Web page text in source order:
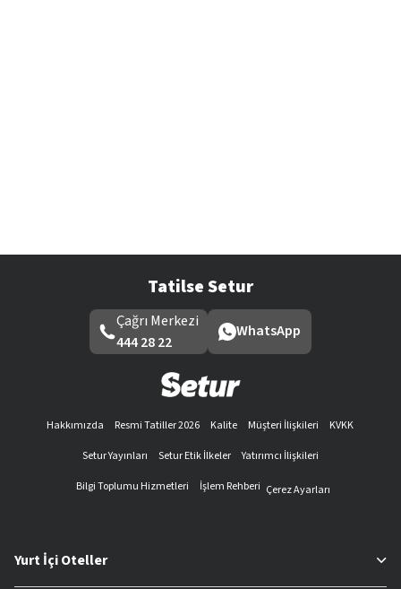
Tatilse Setur
Çağrı Merkezi
444 28 22
WhatsApp
Hakkımızda Resmi Tatiller 2026 Kalite Müşteri İlişkileri
KVKK
Setur Yayınları
Setur Etik İlkeler
Yatırımcı İlişkileri
Bilgi Toplumu Hizmetleri
İşlem Rehberi Çerez Ayarları
Yurt İçi Oteller